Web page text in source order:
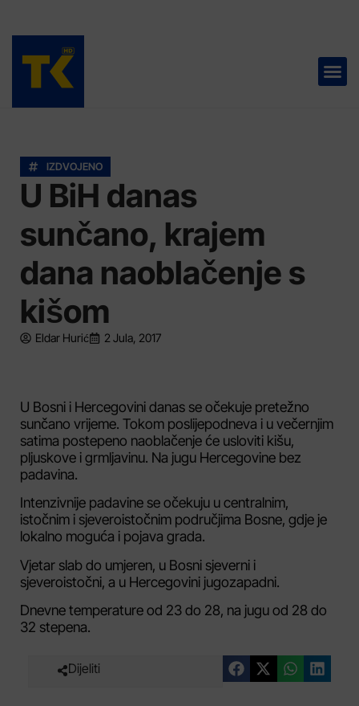
IZDVOJENO
U BiH danas
sunčano, krajem
dana naoblačenje s
kišom
Eldar Hurić 2 Jula, 2017
U Bosni i Hercegovini danas se očekuje pretežno
sunčano vrijeme. Tokom poslijepodneva i u večernjim
satima postepeno naoblačenje će usloviti kišu,
pljuskove i grmljavinu. Na jugu Hercegovine bez
padavina.
Intenzivnije padavine se očekuju u centralnim,
istočnim i sjeveroistočnim područjima Bosne, gdje je
lokalno moguća i pojava grada.
Vjetar slab do umjeren, u Bosni sjeverni i
sjeveroistočni, a u Hercegovini jugozapadni.
Dnevne temperature od 23 do 28, na jugu od 28 do
32 stepena.
Dijeliti